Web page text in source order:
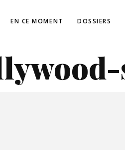
EN CE MOMENT DOSSIERS